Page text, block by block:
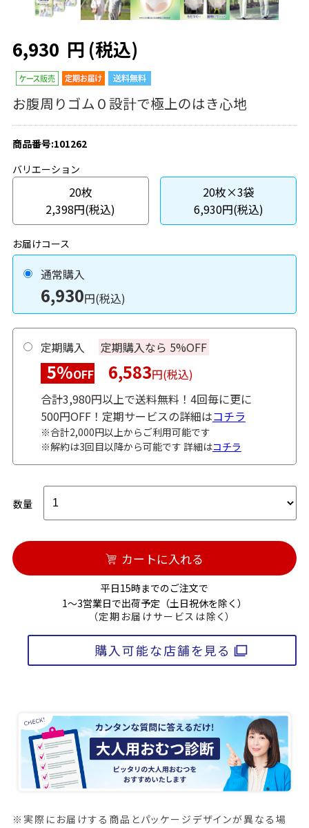
6,930 円 (税込)
お腹周りゴム０設計で極上のはき心地
商品番号:101262
バリエーション
20枚
2,398円(税込)
20枚×3袋
6,930円(税込)
お届けコース
通常購入
6,930円(税込)
定期購入 定期購入なら 5%OFF
5%OFF 6,583円(税込)
合計3,980円以上で送料無料！4回毎に更に
500円OFF！定期サービスの詳細はコチラ
※合計2,000円以上からご利用可能です
※解約は3回目以降から可能です 詳細はコチラ
数量
カートに入れる
平日15時までのご注文で
1～3営業日で出荷予定（土日祝休を除く）
（定期お届けサービスは除く）
購入可能な店舗を見る
※実際にお届けする商品とパッケージデザインが異なる場